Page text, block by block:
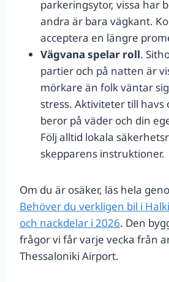
parkeringsytor, vissa har
andra är bara vägkant.
acceptera en längre
Vägvana spelar roll.
partier och på natten är
mörkare än folk väntar
stress. Aktiviteter till havs
beror på väder och din
Följ alltid lokala
skepparens instruktioner.
Om du är osäker, läs hela
Behöver du verkligen bil i
och nackdelar i 2026. Den
frågor vi får varje vecka från
Thessaloniki Airport.